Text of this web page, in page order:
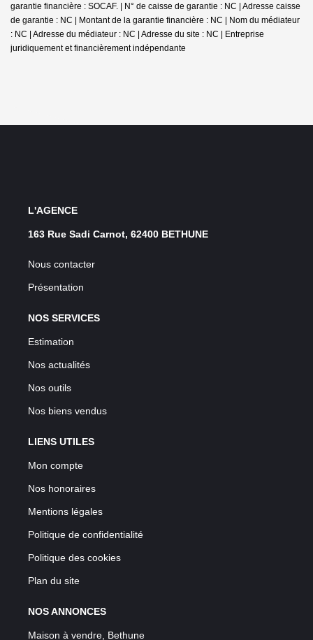
garantie financière : SOCAF. | N° de caisse de garantie : NC | Adresse caisse
de garantie : NC | Montant de la garantie financière : NC | Nom du médiateur
: NC | Adresse du médiateur : NC | Adresse du site : NC | Entreprise
juridiquement et financièrement indépendante
L'AGENCE
163 Rue Sadi Carnot, 62400 BETHUNE
Nous contacter
Présentation
NOS SERVICES
Estimation
Nos actualités
Nos outils
Nos biens vendus
LIENS UTILES
Mon compte
Nos honoraires
Mentions légales
Politique de confidentialité
Politique des cookies
Plan du site
NOS ANNONCES
Maison à vendre, Bethune